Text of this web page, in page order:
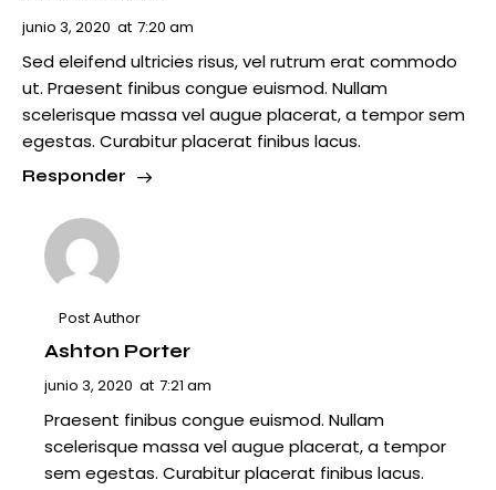
junio 3, 2020 at 7:20 am
Sed eleifend ultricies risus, vel rutrum erat commodo
ut. Praesent finibus congue euismod. Nullam
scelerisque massa vel augue placerat, a tempor sem
egestas. Curabitur placerat finibus lacus.
Responder
Post Author
Ashton Porter
junio 3, 2020 at 7:21 am
Praesent finibus congue euismod. Nullam
scelerisque massa vel augue placerat, a tempor
sem egestas. Curabitur placerat finibus lacus.